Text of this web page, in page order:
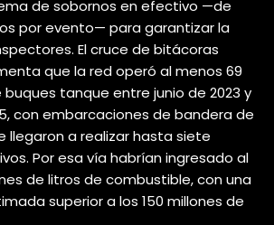
de sobornos en efectivo —de
por evento— para garantizar la
El cruce de bitácoras
que la red operó al menos 69
tanque entre junio de 2023 y
con embarcaciones de bandera de
llegaron a realizar hasta siete
Por esa vía habrían ingresado al
de litros de combustible, con una
superior a los 150 millones de